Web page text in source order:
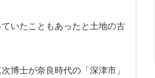
いたこともあったと土地の古
博士が奈良時代の「深津市」